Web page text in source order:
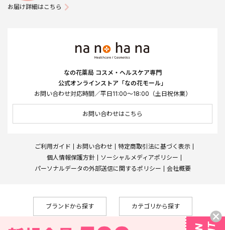
お届け詳細はこちら
なの花薬局 コスメ・ヘルスケア専門
公式オンラインストア「なの花モール」
お問い合わせ対応時間／平日11:00～18:00（土日祝休業）
お問い合わせはこちら
ご利用ガイド お問い合わせ
特定商取引法に基づく表示
個人情報保護方針
ソーシャルメディアポリシー
パーソナルデータの外部送信に関するポリシー
会社概要
ブランドから探す カテゴリから探す
Copyright © Nanohana West Japan Co., Ltd., All Rights Reserved